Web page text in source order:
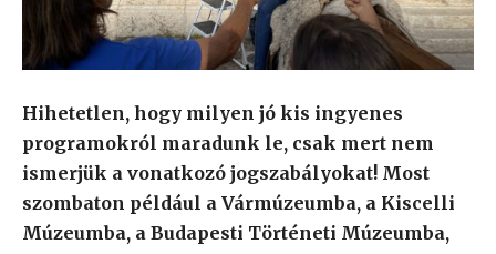
Hihetetlen, hogy milyen jó kis ingyenes
programokról maradunk le, csak mert nem
ismerjük a vonatkozó jogszabályokat! Most
szombaton például a Vármúzeumba, a Kiscelli
Múzeumba, a Budapesti Történeti Múzeumba,